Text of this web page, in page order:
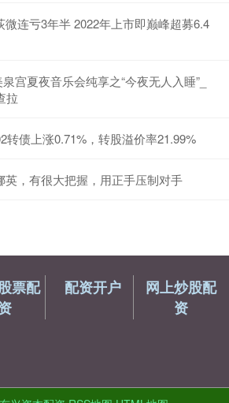
连亏3年半 2022年上市即巅峰超募6.4
宫夏夜音乐会纯享之“今夜无人入睡”_
拉
转债上涨0.71%，转股溢价率21.99%
英，有很大把握，用正手压制对手
票配
配资开户
网上炒股配
资